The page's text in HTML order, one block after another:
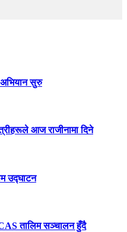
सुरु
आज राजीनामा दिने
उद्घाटन
तालिम सञ्चालन हुँदै